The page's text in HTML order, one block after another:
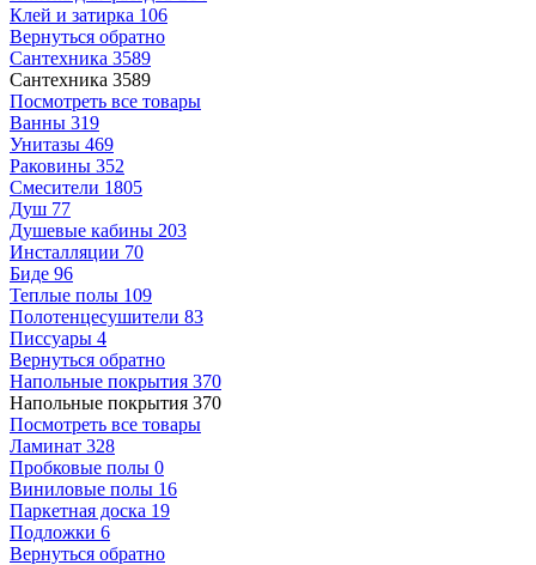
Клей и затирка 106
Вернуться обратно
Сантехника 3589
Сантехника 3589
Посмотреть все товары
Ванны 319
Унитазы 469
Раковины 352
Смесители 1805
Душ 77
Душевые кабины 203
Инсталляции 70
Биде 96
Теплые полы 109
Полотенцесушители 83
Писсуары 4
Вернуться обратно
Напольные покрытия 370
Напольные покрытия 370
Посмотреть все товары
Ламинат 328
Пробковые полы 0
Виниловые полы 16
Паркетная доска 19
Подложки 6
Вернуться обратно